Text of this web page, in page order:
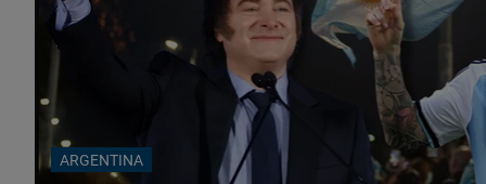
ARGENTINA